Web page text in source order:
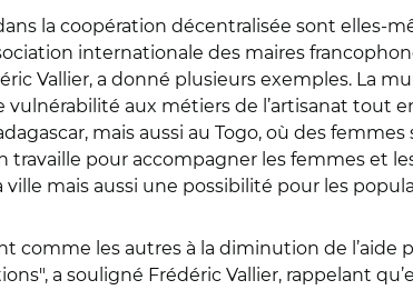
la coopération décentralisée sont elles-
internationale des maires
Vallier, a donné plusieurs exemples. La
aux métiers de l’artisanat tout
mais aussi au Togo, où des
travaille pour accompagner les femmes et
ville mais aussi une possibilité pour les
comme les autres à la diminution de l’aide
a souligné Frédéric Vallier, rappelant